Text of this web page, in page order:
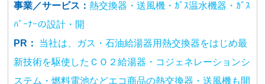
事業／サービス： 熱交換器・送風機・ｶﾞｽ温水機器・ｶﾞｽ
ﾊﾞｰﾅｰの設計・開
PR：
当社は、ガス・石油給湯器用熱交換器をはじめ最
新技術を駆使したＣＯ２給湯器・コジェネレーションシ
ステム・燃料電池などエコ商品の熱交換器・送風機も開